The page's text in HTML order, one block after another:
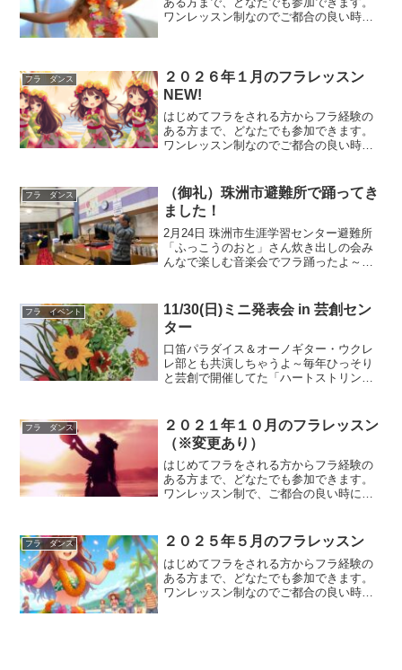
ワンレッスン制なのでご都合の良い時
中級）があります。参加費は...
フラ ダンス
２０２６年１月のフラレッスン
NEW!
はじめてフラをされる方からフラ経験の
ある方まで、どなたでも参加できます。
ワンレッスン制なのでご都合の良い時
ステップアップ基礎クラス、ステップア
ップ実践クラスなど。参加費...
フラ ダンス
（御礼）珠洲市避難所で踊ってき
ました！
2月24日 珠洲市生涯学習センター避難所
「ふっこうのおと」さん炊き出しの会み
んなで楽しむ音楽会でフラ踊ったよ～東
設立された市民団体「ふっこうのおと」
「ふっこうのおと」さ...
フラ イベント
11/30(日)ミニ発表会 in 芸創セン
ター
口笛パラダイス＆オーノギター・ウクレ
レ部とも共演しちゃうよ～毎年ひっそり
と芸創で開催してた「ハートストリング
先生こと「野中健二さん」と「ダンシン
グチーム」の初セッション...
フラ ダンス
２０２１年１０月のフラレッスン
（※変更あり）
はじめてフラをされる方からフラ経験の
ある方まで、どなたでも参加できます。
ワンレッスン制で、ご都合の良い時に参
内容は、はじめてクラス（初心者～初
級）とエンジョイクラス（初...
フラ ダンス ２０２５年５月のフラレッスン
はじめてフラをされる方からフラ経験の
ある方まで、どなたでも参加できます。
ワンレッスン制なのでご都合の良い時